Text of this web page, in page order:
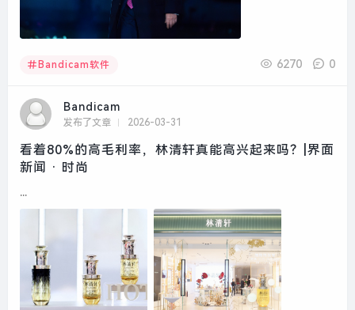
Bandicam软件 6270 0
Bandicam
发布了文章 2026-03-31
看着80%的高毛利率，林清轩真能高兴起来吗？|界面
新闻 · 时尚
...